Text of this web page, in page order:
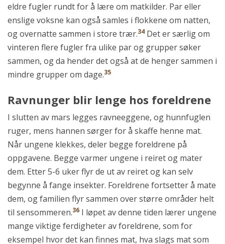
eldre fugler rundt for å lære om matkilder. Par eller
enslige voksne kan også samles i flokkene om natten,
og overnatte sammen i store trær.34 Det er særlig om
vinteren flere fugler fra ulike par og grupper søker
sammen, og da hender det også at de henger sammen i
mindre grupper om dage.35
Ravnunger blir lenge hos foreldrene
I slutten av mars legges ravneeggene, og hunnfuglen
ruger, mens hannen sørger for å skaffe henne mat.
Når ungene klekkes, deler begge foreldrene på
oppgavene. Begge varmer ungene i reiret og mater
dem. Etter 5-6 uker flyr de ut av reiret og kan selv
begynne å fange insekter. Foreldrene fortsetter å mate
dem, og familien flyr sammen over større områder helt
til sensommeren.36 I løpet av denne tiden lærer ungene
mange viktige ferdigheter av foreldrene, som for
eksempel hvor det kan finnes mat, hva slags mat som